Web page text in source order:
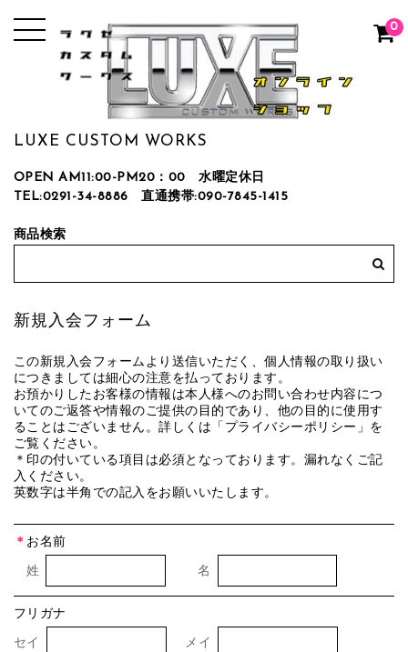
LUXE CUSTOM WORKS
OPEN AM11:00-PM20：00 水曜定休日
TEL:0291-34-8886
直通携帯:090-7845-1415
商品検索
0
新規入会フォーム
この新規入会フォームより送信いただく、個人情報の取り扱い
につきましては細心の注意を払っております。
お預かりしたお客様の情報は本人様へのお問い合わせ内容につ
いてのご返答や情報のご提供の目的であり、他の目的に使用す
ることはございません。詳しくは「プライバシーポリシー」を
ご覧ください。
＊印の付いている項目は必須となっております。漏れなくご記
入ください。
英数字は半角での記入をお願いいたします。
＊ お名前
姓 名
フリガナ
セイ メイ